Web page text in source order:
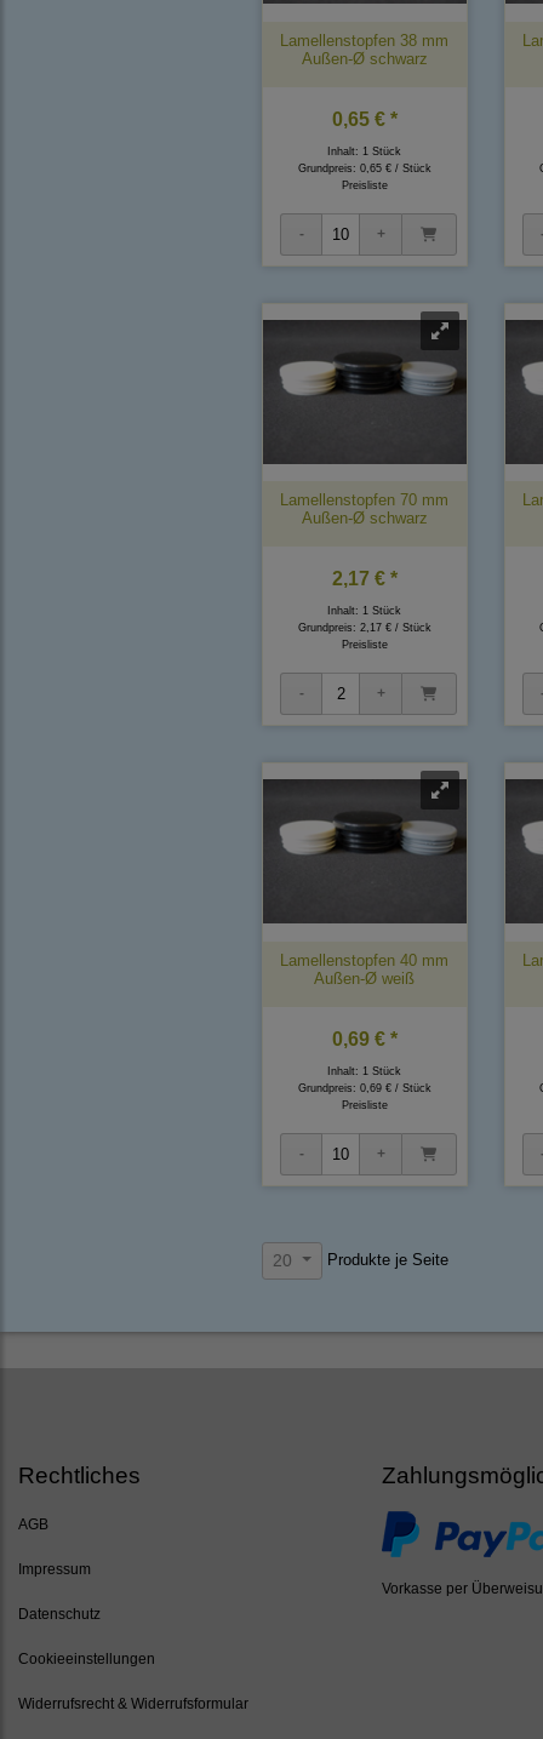
Lamellenstopfen 38 mm
Außen-Ø schwarz
0,65 € *
Inhalt: 1 Stück
Grundpreis: 0,65 € / Stück
Preisliste
Lamellenstopfen 70 mm
Außen-Ø schwarz
2,17 € *
Inhalt: 1 Stück
Grundpreis: 2,17 € / Stück
Preisliste
Lamellenstopfen 40 mm
Außen-Ø weiß
0,69 € *
Inhalt: 1 Stück
Grundpreis: 0,69 € / Stück
Preisliste
20 Produkte je Seite
Rechtliches
AGB
Impressum
Datenschutz
Cookieeinstellungen
Widerrufsrecht & Widerrufsformular
Vorkasse per